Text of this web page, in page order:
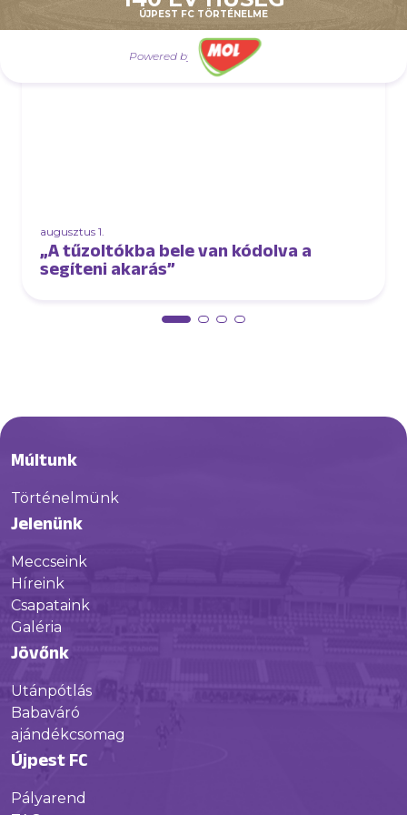
ÚJPEST FC TÖRTÉNELME
Powered by
augusztus 1.
„A tűzoltókba bele van kódolva a
segíteni akarás”
Múltunk
Történelmünk
Jelenünk
Meccseink
Híreink
Csapataink
Galéria
Jövőnk
Utánpótlás
Babaváró
ajándékcsomag
Újpest FC
Pályarend